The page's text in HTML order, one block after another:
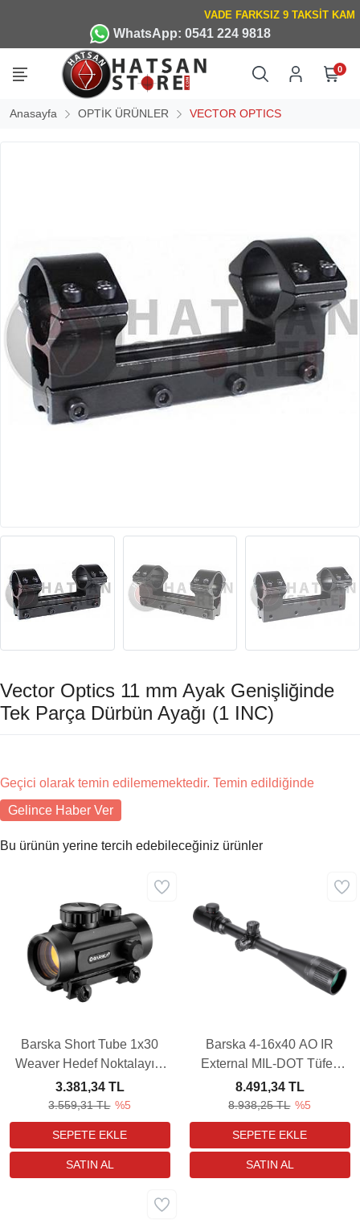
WhatsApp: 0541 224 9818
0
Anasayfa OPTİK ÜRÜNLER VECTOR OPTICS
Vector Optics 11 mm Ayak Genişliğinde
Tek Parça Dürbün Ayağı (1 INC)
Geçici olarak temin edilememektedir. Temin edildiğinde
Gelince Haber Ver
Bu ürünün yerine tercih edebileceğiniz ürünler
Barska Short Tube 1x30
Weaver Hedef Noktalayıcı
Red Dot Sight
3.559,31 TL %5
3.381,34 TL
Barska 4-16x40 AO IR
External MIL-DOT Tüfek
Dürbünü
8.938,25 TL %5
8.491,34 TL